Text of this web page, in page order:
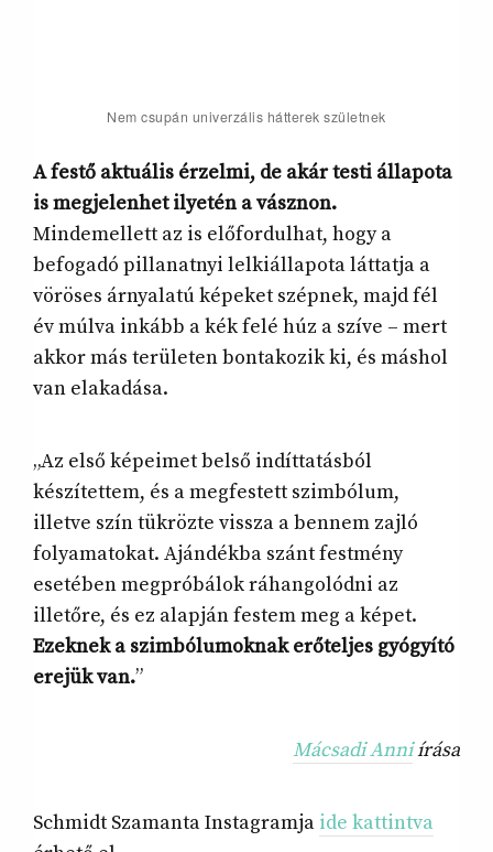
Nem csupán univerzális hátterek születnek
A festő aktuális érzelmi, de akár testi állapota
is megjelenhet ilyetén a vásznon.
Mindemellett az is előfordulhat, hogy a
befogadó pillanatnyi lelkiállapota láttatja a
vöröses árnyalatú képeket szépnek, majd fél
év múlva inkább a kék felé húz a szíve – mert
akkor más területen bontakozik ki, és máshol
van elakadása.
„Az első képeimet belső indíttatásból
készítettem, és a megfestett szimbólum,
illetve szín tükrözte vissza a bennem zajló
folyamatokat. Ajándékba szánt festmény
esetében megpróbálok ráhangolódni az
illetőre, és ez alapján festem meg a képet.
Ezeknek a szimbólumoknak erőteljes gyógyító
erejük van.”
Mácsadi Anniírása
Schmidt Szamanta Instagramja ide kattintva